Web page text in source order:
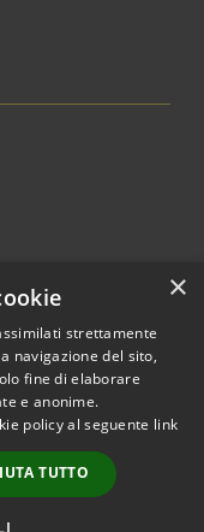
© 2026 • Comune di
Cremasco-Vidolasco •
byMunicipium
redazione
×
strettamente
navigazione del sito,
fine di elaborare
e anonime.
policy al seguente link
TUTTO